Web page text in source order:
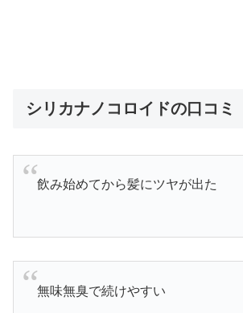
シリカナノコロイドの口コミ
飲み始めてから髪にツヤが出た
無味無臭で続けやすい